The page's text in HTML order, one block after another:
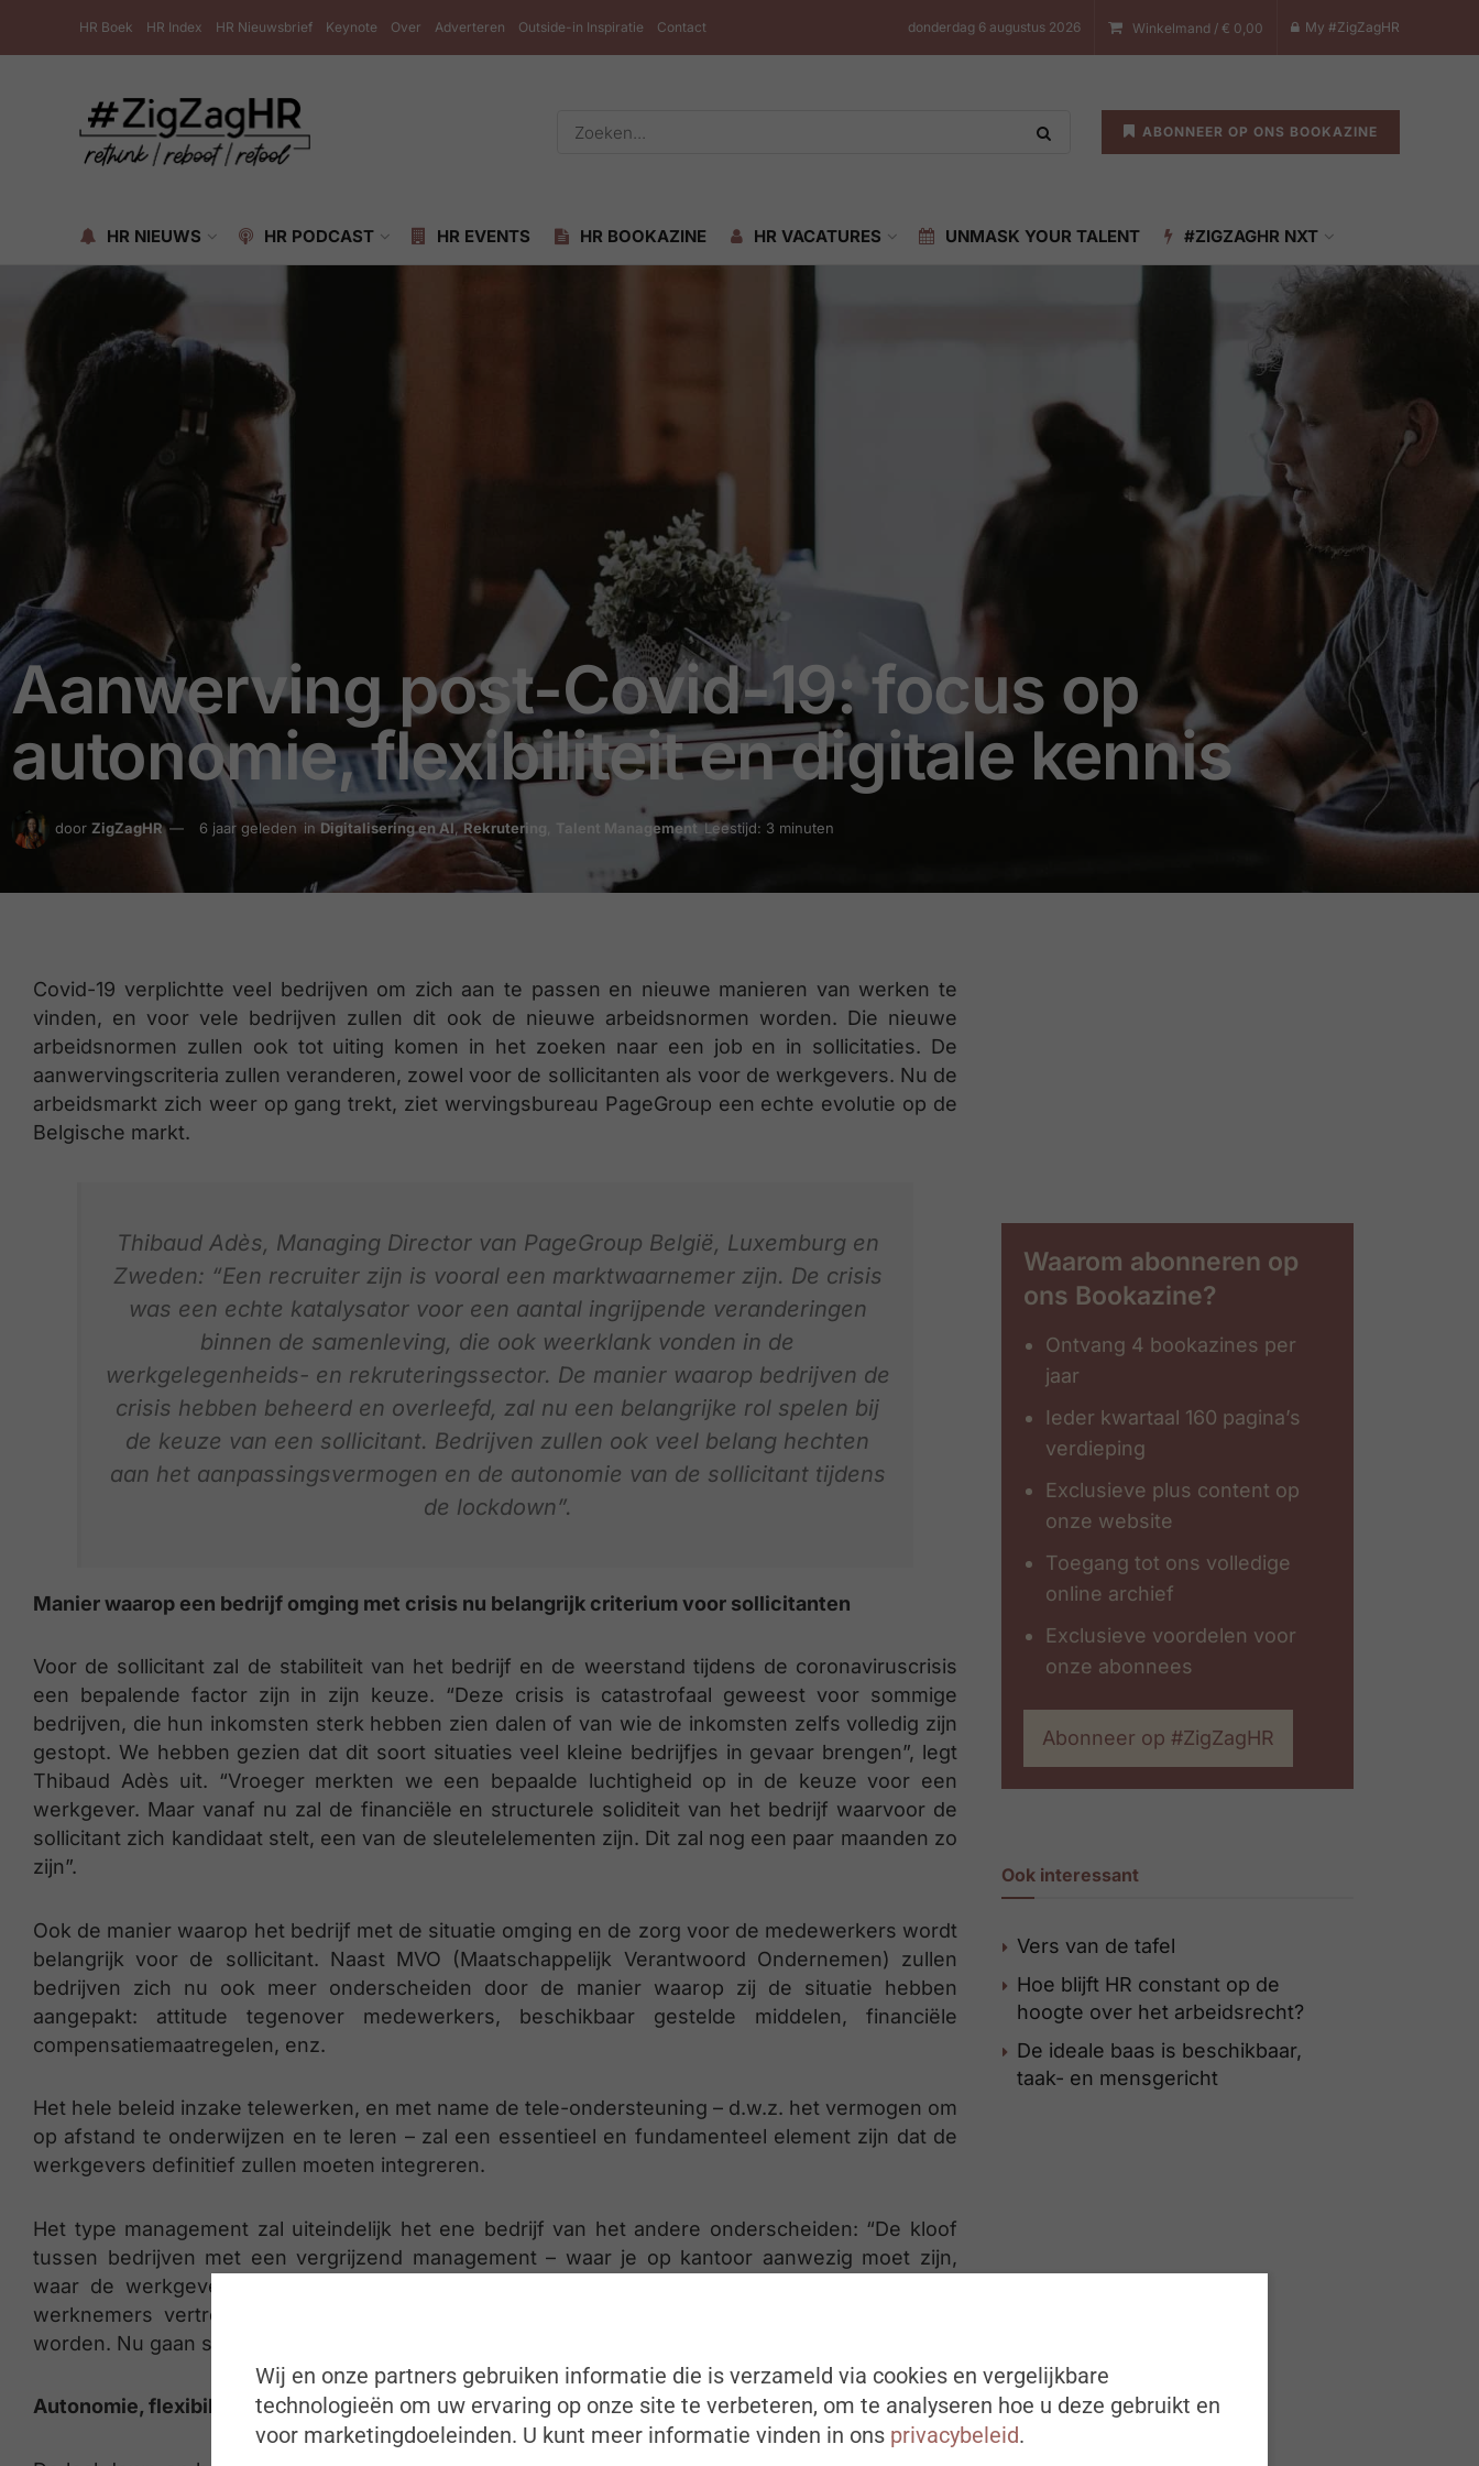
HR Boek HR Index HR Nieuwsbrief Keynote Over Adverteren Outside-in Inspiratie Contact donderdag 6 augustus 2026 Winkelmand / € 0,00 My #ZigZagHR
ABONNEER OP ONS BOOKAZINE
HR NIEUWS HR PODCAST HR EVENTS HR BOOKAZINE HR VACATURES UNMASK YOUR TALENT #ZIGZAGHR NXT
Aanwerving post-Covid-19: focus op
autonomie, flexibiliteit en digitale kennis
door ZigZagHR 6 jaar geleden in Digitalisering en AI,Rekrutering Talent Management Leestijd: 3 minuten
Covid-19 verplichtte veel bedrijven om zich aan te passen en nieuwe manieren van werken te
vinden, en voor vele bedrijven zullen dit ook de nieuwe arbeidsnormen worden. Die nieuwe
arbeidsnormen zullen ook tot uiting komen in het zoeken naar een job en in sollicitaties. De
aanwervingscriteria zullen veranderen, zowel voor de sollicitanten als voor de werkgevers. Nu de
arbeidsmarkt zich weer op gang trekt, ziet wervingsbureau PageGroup een echte evolutie op de
Belgische markt.
Thibaud Adès, Managing Director van PageGroup België, Luxemburg en
Zweden: “Een recruiter zijn is vooral een marktwaarnemer zijn. De crisis
was een echte katalysator voor een aantal ingrijpende veranderingen
binnen de samenleving, die ook weerklank vonden in de
werkgelegenheids- en rekruteringssector. De manier waarop bedrijven de
crisis hebben beheerd en overleefd, zal nu een belangrijke rol spelen bij
de keuze van een sollicitant. Bedrijven zullen ook veel belang hechten
aan het aanpassingsvermogen en de autonomie van de sollicitant tijdens
de lockdown”.
Manier waarop een bedrijf omging met crisis nu belangrijk criterium voor sollicitanten
Voor de sollicitant zal de stabiliteit van het bedrijf en de weerstand tijdens de coronaviruscrisis
een bepalende factor zijn in zijn keuze. “Deze crisis is catastrofaal geweest voor sommige
bedrijven, die hun inkomsten sterk hebben zien dalen of van wie de inkomsten zelfs volledig zijn
gestopt. We hebben gezien dat dit soort situaties veel kleine bedrijfjes in gevaar brengen”, legt
Thibaud Adès uit. “Vroeger merkten we een bepaalde luchtigheid op in de keuze voor een
werkgever. Maar vanaf nu zal de financiële en structurele soliditeit van het bedrijf waarvoor de
sollicitant zich kandidaat stelt, een van de sleutelelementen zijn. Dit zal nog een paar maanden zo
zijn”.
Ook de manier waarop het bedrijf met de situatie omging en de zorg voor de medewerkers wordt
belangrijk voor de sollicitant. Naast MVO (Maatschappelijk Verantwoord Ondernemen) zullen
bedrijven zich nu ook meer onderscheiden door de manier waarop zij de situatie hebben
aangepakt: attitude tegenover medewerkers, beschikbaar gestelde middelen, financiële
compensatiemaatregelen, enz.
Het hele beleid inzake telewerken, en met name de tele-ondersteuning – d.w.z. het vermogen om
op afstand te onderwijzen en te leren – zal een essentieel en fundamenteel element zijn dat de
werkgevers definitief zullen moeten integreren.
Het type management zal uiteindelijk het ene bedrijf van het andere onderscheiden: “De kloof
tussen bedrijven met een vergrijzend management – waar je op kantoor aanwezig moet zijn,
waar de werkgever zijn werknemers controleert – en een modern management, waar je je
werknemers vertrouwt en samen afspreekt wat er gedaan moet worden, zal steeds groter
worden. Nu gaan steeds meer sollicitanten dit onderscheid maken”, legt Thibaud Adès uit.
Autonomie, flexibiliteit en digitale kennis
Waarom abonneren op
ons Bookazine?
Ontvang 4 bookazines per
jaar
Ieder kwartaal 160 pagina’s
verdieping
Exclusieve plus content op
onze website
Toegang tot ons volledige
online archief
Exclusieve voordelen voor
onze abonnees
Abonneer op #ZigZagHR
Ook interessant
Vers van de tafel
Hoe blijft HR constant op de
hoogte over het arbeidsrecht?
De ideale baas is beschikbaar,
taak- en mensgericht
Wij en onze partners gebruiken informatie die is verzameld via cookies en vergelijkbare
technologieën om uw ervaring op onze site te verbeteren, om te analyseren hoe u deze gebruikt en
voor marketingdoeleinden. U kunt meer informatie vinden in ons privacybeleid.